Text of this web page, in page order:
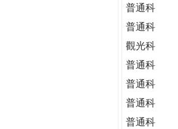
普通科
普通科
觀光科
普通科
普通科
普通科
普通科